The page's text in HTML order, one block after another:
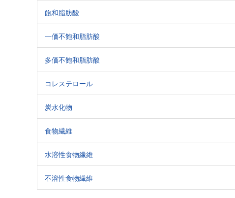
飽和脂肪酸
一価不飽和脂肪酸
多価不飽和脂肪酸
コレステロール
炭水化物
食物繊維
水溶性食物繊維
不溶性食物繊維